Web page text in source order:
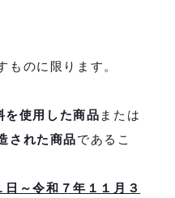
ものに限ります。
を使用した商品 または
された商品であるこ
～令和７年１１月３